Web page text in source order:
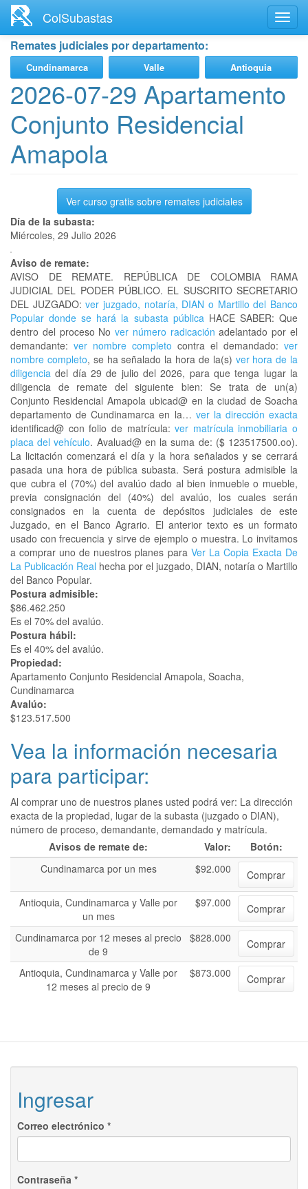
contenido
principal
ColSubastas
Remates judiciales por departamento:
Cundinamarca Valle Antioquia
2026-07-29 Apartamento
Conjunto Residencial
Amapola
Ver curso gratis sobre remates judiciales
Día de la subasta:
Miércoles, 29 Julio 2026
Aviso de remate:
AVISO DE REMATE. REPÚBLICA DE COLOMBIA RAMA
JUDICIAL DEL PODER PÚBLICO. EL SUSCRITO SECRETARIO
DEL JUZGADO: ver juzgado, notaría, DIAN o Martillo del Banco
Popular donde se hará la subasta públicaHACE SABER: Que
dentro del proceso Nover número radicación adelantado por el
demandante: ver nombre completo contra el demandado: ver
nombre completo, se ha señalado la hora de la(s) ver hora de la
diligencia del día 29 de julio del 2026, para que tenga lugar la
diligencia de remate del siguiente bien: Se trata de un(a)
Conjunto Residencial Amapola ubicad@ en la ciudad de Soacha
departamento de Cundinamarca en la… ver la dirección exacta
identificad@ con folio de matrícula:ver matrícula inmobiliaria o
placa del vehículo. Avaluad@ en la suma de: ($ 123517500.oo).
La licitación comenzará el día y la hora señalados y se cerrará
pasada una hora de pública subasta. Será postura admisible la
que cubra el (70%) del avalúo dado al bien inmueble o mueble,
previa consignación del (40%) del avalúo, los cuales serán
consignados en la cuenta de depósitos judiciales de este
Juzgado, en el Banco Agrario. El anterior texto es un formato
usado con frecuencia y sirve de ejemplo o muestra. Lo invitamos
a comprar uno de nuestros planes para Ver La Copia Exacta De
La Publicación Real hecha por el juzgado, DIAN, notaría o Martillo
del Banco Popular.
Postura admisible:
$86.462.250
Es el 70% del avalúo.
Postura hábil:
Es el 40% del avalúo.
Propiedad:
Apartamento Conjunto Residencial Amapola, Soacha,
Cundinamarca
Avalúo:
$123.517.500
Vea la información necesaria
para participar:
Al comprar uno de nuestros planes usted podrá ver: La dirección
exacta de la propiedad, lugar de la subasta (juzgado o DIAN),
número de proceso, demandante, demandado y matrícula.
Avisos de remate de:
Valor:
Botón:
Cundinamarca por un mes
$92.000
Comprar
Antioquia, Cundinamarca y Valle por
un mes
$97.000 Comprar
Cundinamarca por 12 meses al precio
de 9
$828.000 Comprar
Antioquia, Cundinamarca y Valle por
12 meses al precio de 9
$873.000 Comprar
Ingresar
Correo electrónico *
Contraseña *